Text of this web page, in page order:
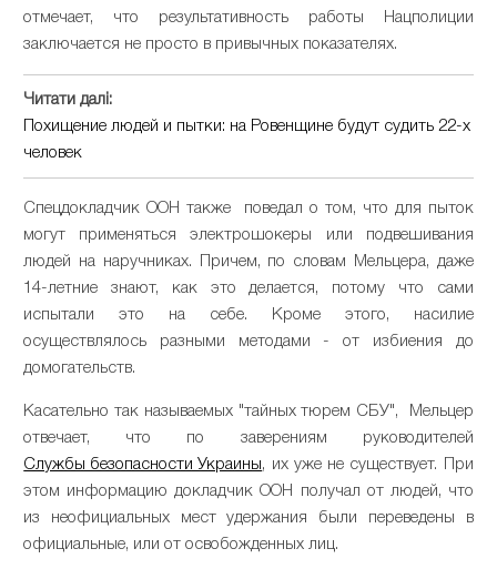
отмечает, что результативность работы Нацполиции
заключается не просто в привычных показателях.
Читати далі:
Похищение людей и пытки: на Ровенщине будут судить 22-х
человек
Спецдокладчик ООН также поведал о том, что для пыток
могут применяться электрошокеры или подвешивания
людей на наручниках. Причем, по словам Мельцера, даже
14-летние знают, как это делается, потому что сами
испытали это на себе. Кроме этого, насилие
осуществлялось разными методами - от избиения до
домогательств.
Касательно так называемых "тайных тюрем СБУ", Мельцер
отвечает, что по заверениям руководителей
Службы безопасности Украины, их уже не существует. При
этом информацию докладчик ООН получал от людей, что
из неофициальных мест удержания были переведены в
официальные, или от освобожденных лиц.